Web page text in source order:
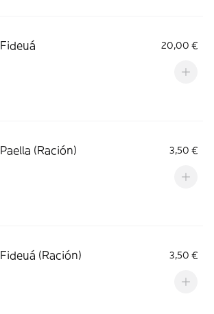
Fideuá 20,00 €
Paella (Ración) 3,50 €
Fideuá (Ración) 3,50 €